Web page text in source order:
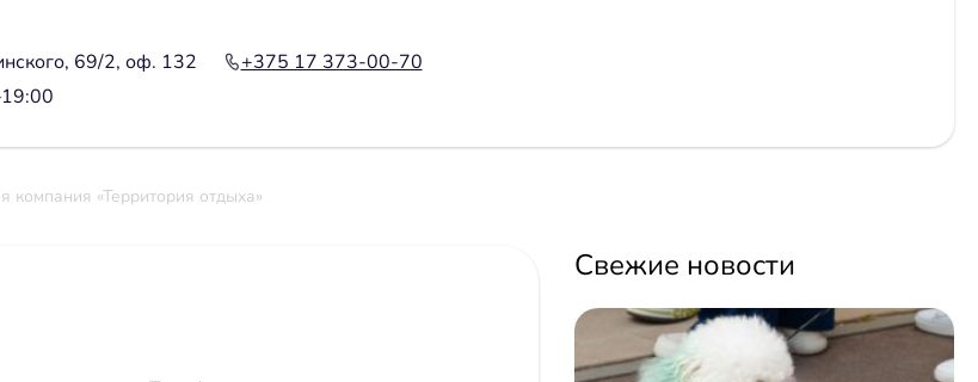
69/2, оф. 132
+375 17 373-00-70
компания «Территория отдыха»
Свежие новости